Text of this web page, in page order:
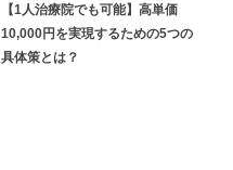
【1人治療院でも可能】高単価
10,000円を実現するための5つの
具体策とは？